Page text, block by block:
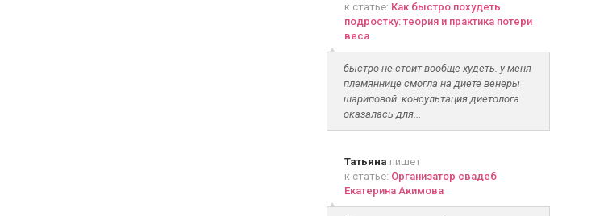
к статье: Как быстро похудеть
подростку: теория и практика потери
веса
быстро не стоит вообще худеть. у меня
племяннице смогла на диете венеры
шариповой. консультация диетолога
оказалась для...
Татьяна пишет
к статье: Организатор свадеб
Екатерина Акимова